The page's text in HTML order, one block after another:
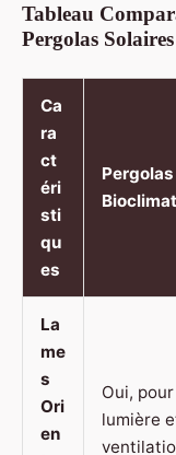
Tableau
Pergolas Solaires
Ca
ra
ct
éri
sti
qu
es
Pergolas
La
me
s
Ori
en
Oui,
lumière